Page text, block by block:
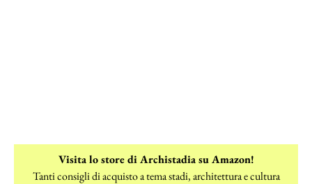
Visita lo store di Archistadia su Amazon!
Tanti consigli di acquisto a tema stadi, architettura e cultura